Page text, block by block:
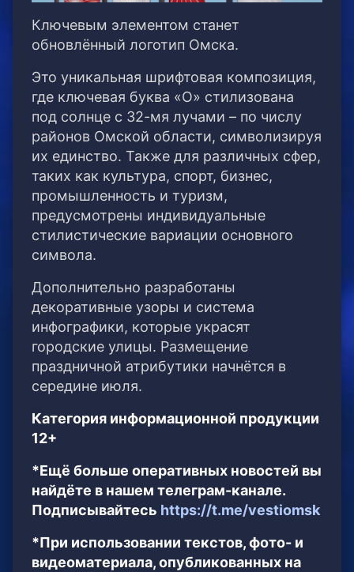
Ключевым элементом станет
обновлённый логотип Омска.
Это уникальная шрифтовая композиция,
где ключевая буква «О» стилизована
под солнце с 32-мя лучами – по числу
районов Омской области, символизируя
их единство. Также для различных сфер,
таких как культура, спорт, бизнес,
промышленность и туризм,
предусмотрены индивидуальные
стилистические вариации основного
символа.
Дополнительно разработаны
декоративные узоры и система
инфографики, которые украсят
городские улицы. Размещение
праздничной атрибутики начнётся в
середине июля.
Категория информационной продукции
12+
*Ещё больше оперативных новостей вы
найдёте в нашем телеграм-канале.
Подписывайтесь https://t.me/vestiomsk
*При использовании текстов, фото- и
видеоматериала, опубликованных на